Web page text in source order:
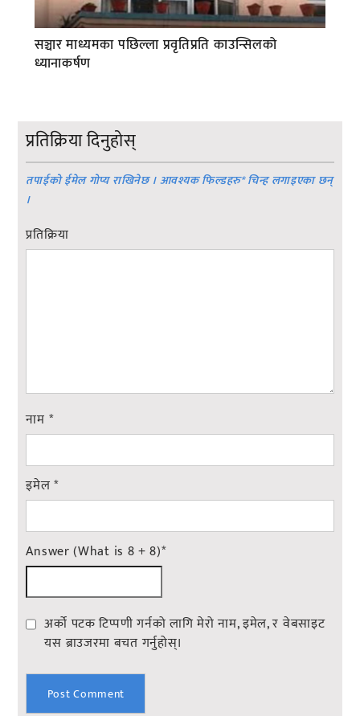
सञ्चार माध्यमका पछिल्ला प्रवृतिप्रति काउन्सिलको
ध्यानाकर्षण
प्रतिक्रिया दिनुहोस्
तपाईको ईमेल गोप्य राखिनेछ । आवश्यक फिल्डहरु*चिन्ह लगाइएका छन्
।
प्रतिक्रिया
नाम *
इमेल*
Answer (What is 8 + 8)*
अर्को पटक टिप्पणी गर्नको लागि मेरो नाम, इमेल, र वेबसाइट
यस ब्राउजरमा बचत गर्नुहोस्।